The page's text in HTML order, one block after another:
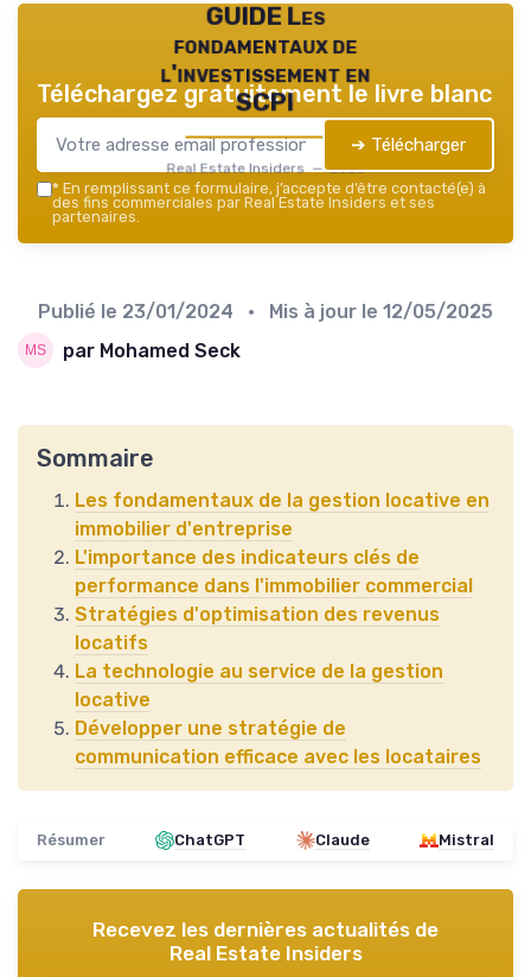
GUIDE Les
fondamentaux de
l'investissement en
SCPI
Real Estate Insiders — 2026
Téléchargez gratuitement le livre blanc
➔ Télécharger
* En remplissant ce formulaire, j’accepte d’être contacté(e) à
des fins commerciales par Real Estate Insiders et ses
partenaires.
Publié le 23/01/2024 • Mis à jour le 12/05/2025
par Mohamed Seck
Sommaire
Les fondamentaux de la gestion locative en
immobilier d'entreprise
L'importance des indicateurs clés de
performance dans l'immobilier commercial
Stratégies d'optimisation des revenus
locatifs
La technologie au service de la gestion
locative
Développer une stratégie de
communication efficace avec les locataires
Résumer ChatGPT Claude Mistral
Recevez les dernières actualités de
Real Estate Insiders